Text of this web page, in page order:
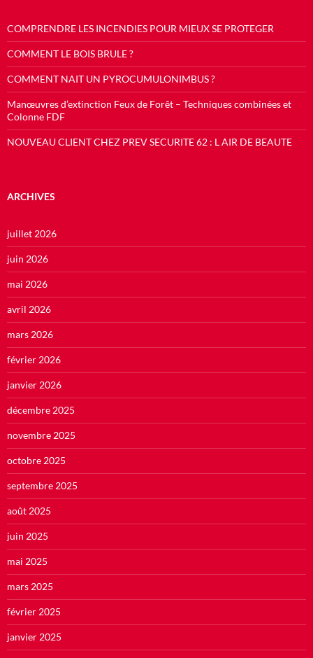
COMPRENDRE LES INCENDIES POUR MIEUX SE PROTEGER
COMMENT LE BOIS BRULE ?
COMMENT NAIT UN PYROCUMULONIMBUS ?
Manœuvres d’extinction Feux de Forêt – Techniques combinées et
Colonne FDF
NOUVEAU CLIENT CHEZ PREV SECURITE 62 : L AIR DE BEAUTE
ARCHIVES
juillet 2026
juin 2026
mai 2026
avril 2026
mars 2026
février 2026
janvier 2026
décembre 2025
novembre 2025
octobre 2025
septembre 2025
août 2025
juin 2025
mai 2025
mars 2025
février 2025
janvier 2025